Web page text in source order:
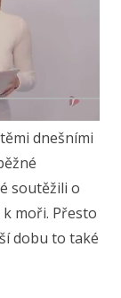
dnešními
soutěžili o
moři. Přesto
dobu to také